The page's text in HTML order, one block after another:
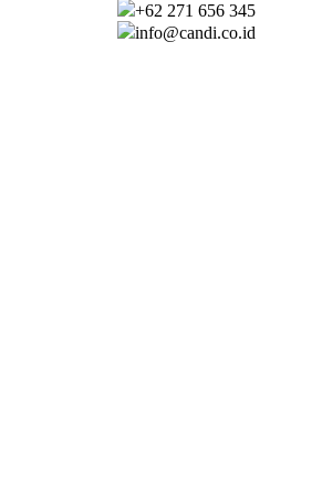
+62 271 656 345
info@candi.co.id